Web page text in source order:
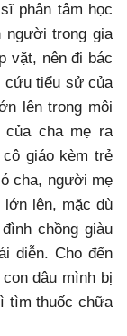
phân tâm học
người trong gia
vặt, nên đi bác
cứu tiểu sử của
lên trong môi
cha mẹ ra
giáo kèm trẻ
cha, người mẹ
lên, mặc dù
chồng giàu
diễn. Cho đến
dâu mình bị
tìm thuốc chữa